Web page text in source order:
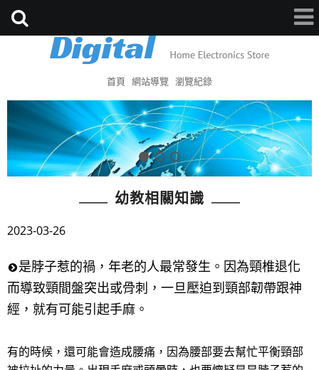
首頁 網站導覽 瀏覽紀錄
幼教相關知識
2023-03-26
是脖子惹的禍，年老的人最常發生。因為頸椎退化
而導致頸間盤突出或骨刺，一旦壓迫到頸部韌帶跟神
經，就有可能引起手麻。
有的時候，還可能會造成腰痛，因為腰部要去幫忙平衡頸部